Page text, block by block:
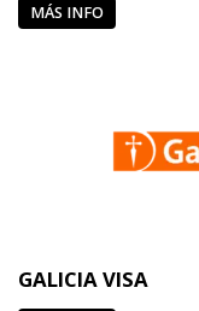
MÁS INFO
GALICIA VISA